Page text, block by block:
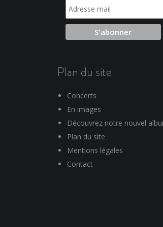
Plan du site
Concerts
En images
Découvrez notre nouvel
Plan du site
Mentions légales
Contact